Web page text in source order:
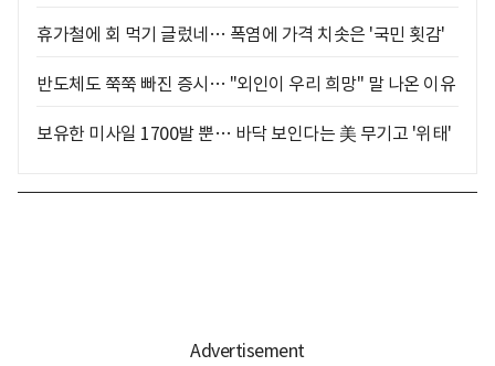
휴가철에 회 먹기 글렀네… 폭염에 가격 치솟은 '국민 횟감'
반도체도 쭉쭉 빠진 증시… "외인이 우리 희망" 말 나온 이유
보유한 미사일 1700발 뿐… 바닥 보인다는 美 무기고 '위태'